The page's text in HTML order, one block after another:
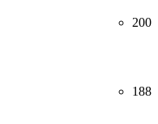
200
188